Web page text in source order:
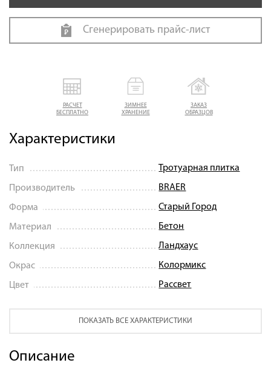
РАСЧЕТ
БЕСПЛАТНО
ЗИМНЕЕ
ХРАНЕНИЕ
ЗАКАЗ
ОБРАЗЦОВ
Характеристики
Тип Тротуарная плитка
Производитель BRAER
Форма Старый Город
Материал Бетон
Коллекция Ландхаус
Окрас Колормикс
Цвет Рассвет
ПОКАЗАТЬ ВСЕ ХАРАКТЕРИСТИКИ
Описание
Сгенерировать прайс-лист